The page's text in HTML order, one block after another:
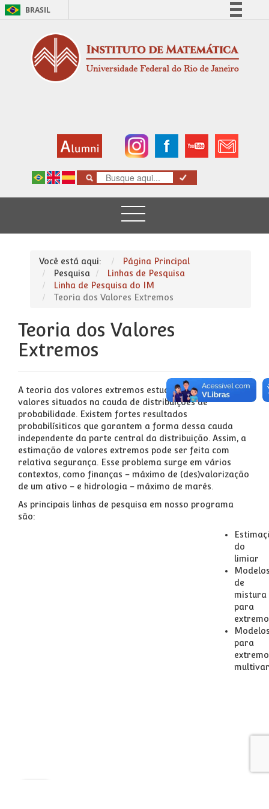
BRASIL
Comunica BR
Participe
Você está aqui:
Página Principal
Pesquisa
Linhas de Pesquisa
Linha de Pesquisa do IM
Teoria dos Valores Extremos
Teoria dos Valores
Extremos
A teoria dos valores extremos estuda propriedades de
valores situados na cauda de distribuições de
probabilidade. Existem fortes resultados
probabilísiticos que garantem a forma dessa cauda
independente da parte central da distribuição. Assim, a
estimação de valores extremos pode ser feita com
relativa segurança. Esse problema surge em vários
contextos, como finanças – máximo de (des)valorização
de um ativo – e hidrologia – máximo de marés.
As principais linhas de pesquisa em nosso programa
são:
do
limiar
de
mistura
para
para